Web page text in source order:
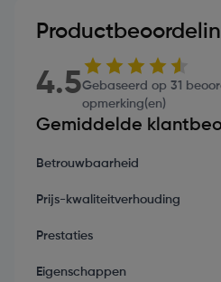
4.5Gebaseerd op 31
opmerking(en)
Gemiddelde
Betrouwbaarheid
Prijs-kwaliteitverhouding
Prestaties
Eigenschappen